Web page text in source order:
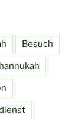
Besuch